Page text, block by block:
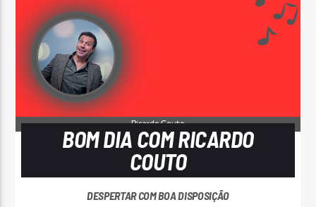
BOM DIA COM RICARDO
COUTO
DESPERTAR COM BOA DISPOSIÇÃO